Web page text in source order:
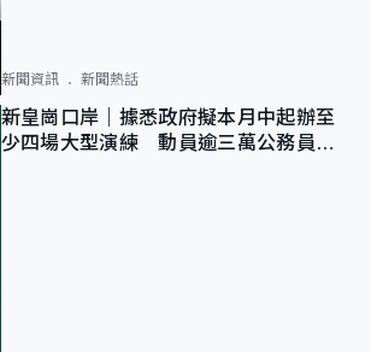
新聞資訊 新聞熱話
新皇崗口岸｜據悉政府擬本月中起辦至
少四場大型演練 動員逾三萬公務員人